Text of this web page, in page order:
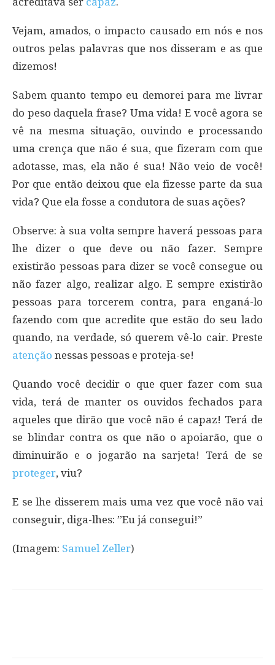
Vejam, amados, o impacto causado em nós e nos
outros pelas palavras que nos disseram e as que
dizemos!
Sabem quanto tempo eu demorei para me livrar
do peso daquela frase? Uma vida! E você agora se
vê na mesma situação, ouvindo e processando
uma crença que não é sua, que fizeram com que
adotasse, mas, ela não é sua! Não veio de você!
Por que então deixou que ela fizesse parte da sua
vida? Que ela fosse a condutora de suas ações?
Observe: à sua volta sempre haverá pessoas para
lhe dizer o que deve ou não fazer. Sempre
existirão pessoas para dizer se você consegue ou
não fazer algo, realizar algo. E sempre existirão
pessoas para torcerem contra, para enganá-lo
fazendo com que acredite que estão do seu lado
quando, na verdade, só querem vê-lo cair. Preste
atenção nessas pessoas e proteja-se!
Quando você decidir o que quer fazer com sua
vida, terá de manter os ouvidos fechados para
aqueles que dirão que você não é capaz! Terá de
se blindar contra os que não o apoiarão, que o
diminuirão e o jogarão na sarjeta! Terá de se
proteger, viu?
E se lhe disserem mais uma vez que você não vai
conseguir, diga-lhes: ”Eu já consegui!”
(Imagem: Samuel Zeller)